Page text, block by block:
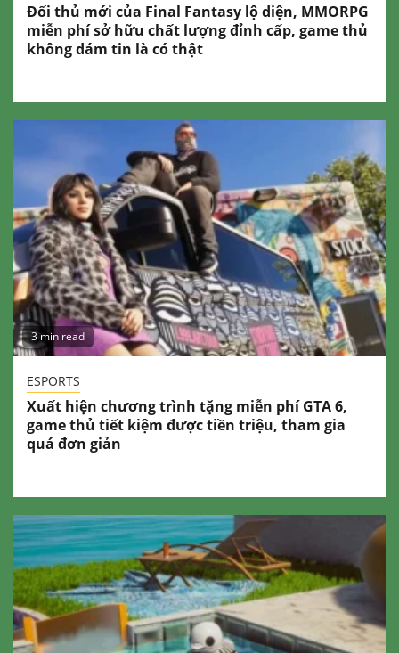
Đối thủ mới của Final Fantasy lộ diện, MMORPG
miễn phí sở hữu chất lượng đỉnh cấp, game thủ
không dám tin là có thật
3 min read
ESPORTS
Xuất hiện chương trình tặng miễn phí GTA 6,
game thủ tiết kiệm được tiền triệu, tham gia
quá đơn giản